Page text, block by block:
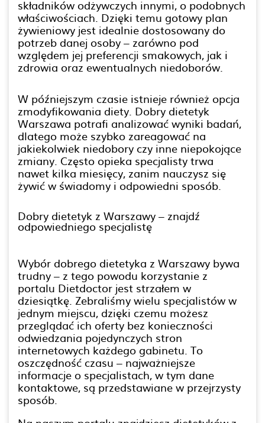
składników odżywczych innymi, o podobnych
właściwościach. Dzięki temu gotowy plan
żywieniowy jest idealnie dostosowany do
potrzeb danej osoby – zarówno pod
względem jej preferencji smakowych, jak i
zdrowia oraz ewentualnych niedoborów.
W późniejszym czasie istnieje również opcja
zmodyfikowania diety. Dobry dietetyk
Warszawa potrafi analizować wyniki badań,
dlatego może szybko zareagować na
jakiekolwiek niedobory czy inne niepokojące
zmiany. Często opieka specjalisty trwa
nawet kilka miesięcy, zanim nauczysz się
żywić w świadomy i odpowiedni sposób.
Dobry dietetyk z Warszawy – znajdź
odpowiedniego specjalistę
Wybór dobrego dietetyka z Warszawy bywa
trudny – z tego powodu korzystanie z
portalu Dietdoctor jest strzałem w
dziesiątkę. Zebraliśmy wielu specjalistów w
jednym miejscu, dzięki czemu możesz
przeglądać ich oferty bez konieczności
odwiedzania pojedynczych stron
internetowych każdego gabinetu. To
oszczędność czasu – najważniejsze
informacje o specjalistach, w tym dane
kontaktowe, są przedstawiane w przejrzysty
sposób.